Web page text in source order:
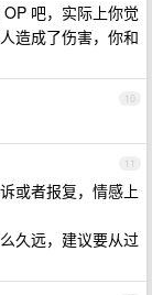
吧，实际上你觉
造成了伤害，你和
10
11
或者报复，情感上
久远，建议要从过